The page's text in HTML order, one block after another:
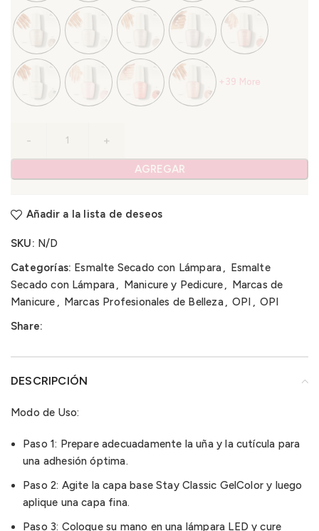
+39 More
AGREGAR
Añadir a la lista de deseos
SKU: N/D
Categorías: Esmalte Secado con Lámpara, Esmalte
Secado con Lámpara, Manicure y Pedicure, Marcas de
Manicure , Marcas Profesionales de Belleza, OPI , OPI
Share:
DESCRIPCIÓN
Modo de Uso:
Paso 1: Prepare adecuadamente la uña y la cutícula para
una adhesión óptima.
Paso 2: Agite la capa base Stay Classic GelColor y luego
aplique una capa fina.
Paso 3: Coloque su mano en una lámpara LED y cure